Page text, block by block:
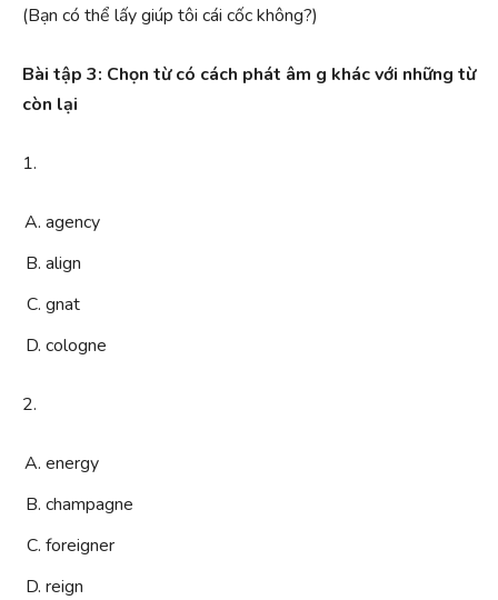
(Bạn có thể lấy giúp tôi cái cốc không?)
Bài tập 3: Chọn từ có cách phát âm g khác với những từ
còn lại
1.
agency
align
gnat
cologne
2.
energy
champagne
foreigner
reign